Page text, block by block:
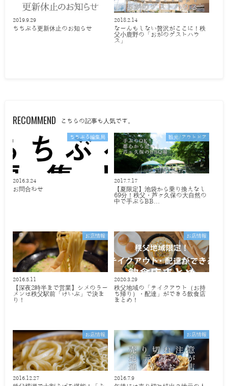
2019.9.29
ちちぶる更新休止のお知らせ
2018.2.14
なーんもしない贅沢がここに！秩
父小鹿野の「おがのゲストハウ
ス」
RECOMMEND こちらの記事も人気です。
ちちぶる編集局
2016.3.24
お問合わせ
観光/アウトドア
2017.7.17
【夏限定】池袋から乗り換えなし
69分！秩父・芦ヶ久保の大自然の
中で手ぶらBB…
お店情報
2016.5.11
【深夜2時半まで営業】シメのラー
メンは秩父駅前「けいぶ」で決ま
り！
お店情報
2020.3.29
秩父地域の「テイクアウト（お持
ち帰り）・配達」ができる飲食店
まとめ！
お店情報
2016.12.27
お店情報
2016.7.9